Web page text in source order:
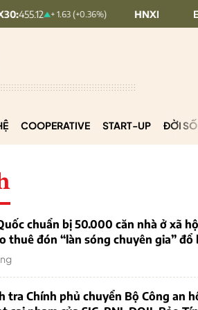
+ 1.63 (+0.36%) HNXINDEX:293.44
COOPERATIVE START-UP ĐỜI
chuẩn bị 50.000 căn nhà ở xã
thuê đón “làn sóng chuyên gia” đổ
tra Chính phủ chuyển Bộ Công an